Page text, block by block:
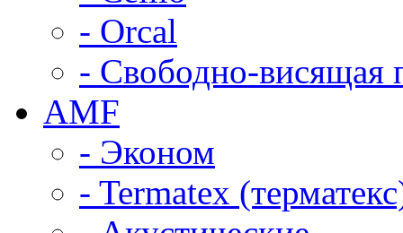
- Orcal
- Свободно-висящая
AMF
- Эконом
- Termatex